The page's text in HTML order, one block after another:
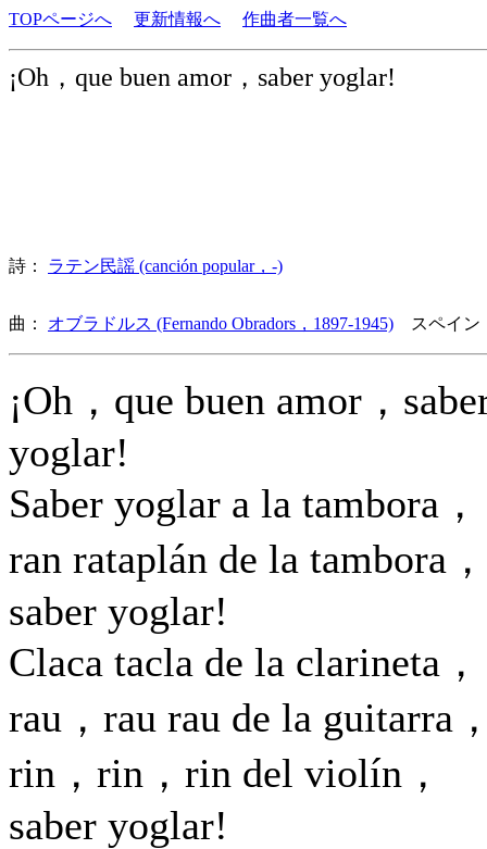
TOPページへ 更新情報へ 作曲者一覧へ
¡Oh，que buen amor，saber yoglar!
詩： ラテン民謡 (canción popular，-)
曲： オブラドルス (Fernando Obradors，1897-1945) スペイ
¡Oh，que buen amor，
yoglar!
Saber yoglar a la tambora，
ran rataplán de la tambora，
saber yoglar!
Claca tacla de la clarineta，
rau，rau rau de la guitarra
rin，rin，rin del violín，
saber yoglar!